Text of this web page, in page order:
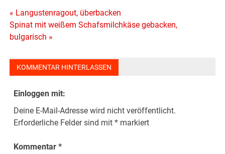
Beitragsnavigation
« Langustenragout, überbacken
Spinat mit weißem Schafsmilchkäse gebacken,
bulgarisch »
KOMMENTAR HINTERLASSEN
Einloggen mit:
Deine E-Mail-Adresse wird nicht veröffentlicht.
Erforderliche Felder sind mit* markiert
Kommentar*